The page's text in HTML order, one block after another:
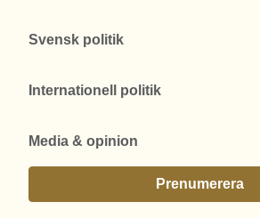
Svensk politik
Internationell politik
Media & opinion
Prenumerera